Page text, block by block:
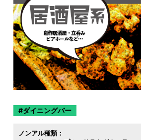
ダイニングバー
ノンアル種類：